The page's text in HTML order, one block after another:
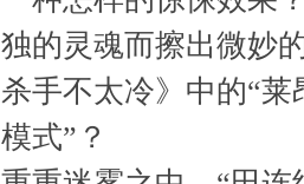
独的灵魂而擦出微妙
杀手不太冷》中的“
模式”？